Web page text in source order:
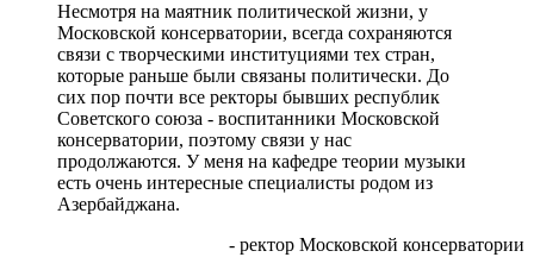
Несмотря на маятник политической жизни, у
Московской консерватории, всегда сохраняются
связи с творческими институциями тех стран,
которые раньше были связаны политически. До
сих пор почти все ректоры бывших республик
Советского союза - воспитанники Московской
консерватории, поэтому связи у нас
продолжаются. У меня на кафедре теории музыки
есть очень интересные специалисты родом из
Азербайджана.
- ректор Московской консерватории